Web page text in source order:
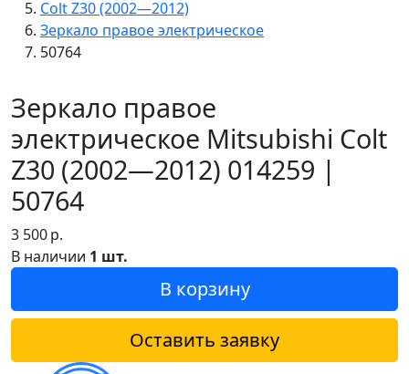
Colt Z30 (2002—2012)
Зеркало правое электрическое
50764
Зеркало правое
электрическое Mitsubishi Colt
Z30 (2002—2012) 014259 |
50764
3 500р.
В наличии 1 шт.
В корзину
Оставить заявку